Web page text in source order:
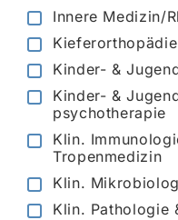
Innere Medizin/
Kieferorthopädie
Kinder- &
Kinder- &
psychotherapie
Klin.
Tropenmedizin
Klin.
Klin. Pathologie